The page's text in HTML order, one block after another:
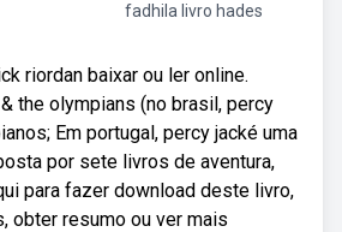
fadhila livro hades
riordan baixar ou ler online.
the olympians (no brasil, percy
Em portugal, percy jacké uma
por sete livros de aventura,
para fazer download deste livro,
obter resumo ou ver mais